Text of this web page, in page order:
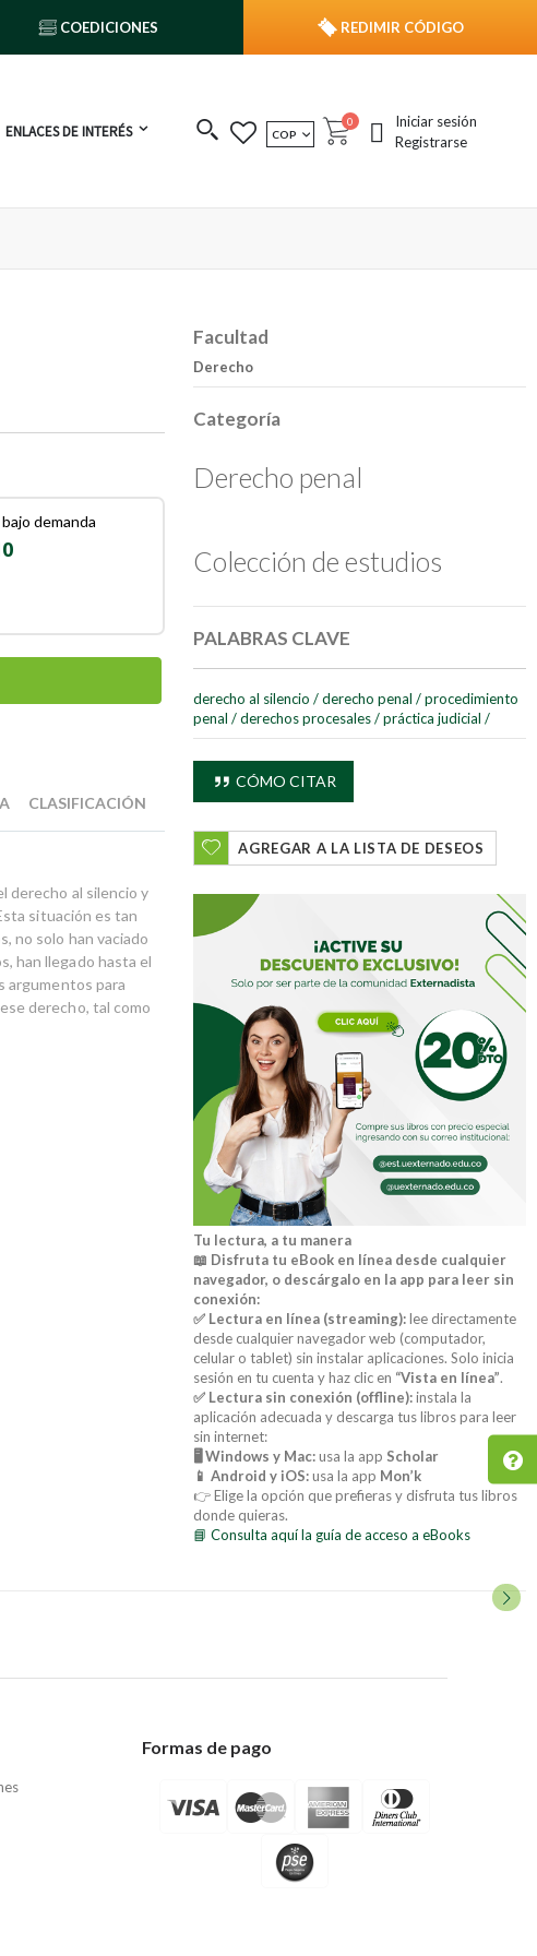
COEDICIONES REDIMIR CÓDIGO
ENLACES DE INTERÉS MONEDA
COP Cart
0 publicacionesIniciar sesión
Registrarse
demanda
derecho al silencio y
situación es tan
no solo han vaciado
han llegado hasta el
argumentos para
derecho, tal como
CLASIFICACIÓN
Facultad
Derecho
Categoría
Derecho penal
Colección de estudios
PALABRAS CLAVE
derecho al silencio / derecho penal / procedimiento
penal / derechos procesales / práctica judicial /
CÓMO CITAR
AGREGAR A LA LISTA DE DESEOS
Tu lectura, a tu manera
📖 Disfruta tu eBook en línea desde cualquier
navegador, o descárgalo en la app para leer sin
conexión:
✅ Lectura en línea (streaming):lee directamente
desde cualquier navegador web (computador,
celular o tablet) sin instalar aplicaciones. Solo inicia
sesión en tu cuenta y haz clic en “Vista en línea”.
✅ Lectura sin conexión (offline):instala la
aplicación adecuada y descarga tus libros para leer
sin internet:
🖥️ Windows y Mac:usa la app Scholar
📱 Android y iOS:usa la app Mon’k
👉 Elige la opción que prefieras y disfruta tus libros
donde quieras.
📘 Consulta aquí la guía de acceso a eBooks
Formas de pago